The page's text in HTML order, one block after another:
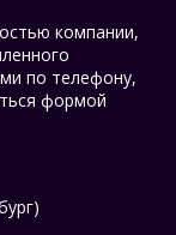
компании,
по телефону,
формой